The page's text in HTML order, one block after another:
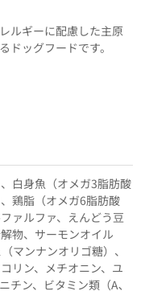
ルギーに配慮した主原
ドッグフードです。
白身魚（オメガ3脂肪酸
鶏脂（オメガ6脂肪酸
ァルファ、えんどう豆
物、サーモンオイル
マンナンオリゴ糖）、
リン、メチオニン、ユ
チン、ビタミン類（A､